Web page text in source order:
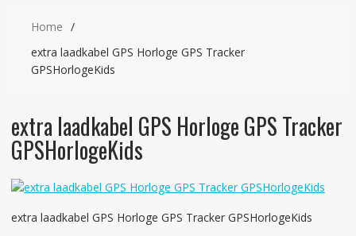
Home
extra laadkabel GPS Horloge GPS Tracker
GPSHorlogeKids
extra laadkabel GPS Horloge GPS Tracker
GPSHorlogeKids
extra laadkabel GPS Horloge GPS Tracker GPSHorlogeKids